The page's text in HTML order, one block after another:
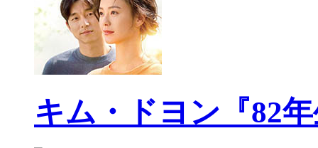
キム・ドヨン『82